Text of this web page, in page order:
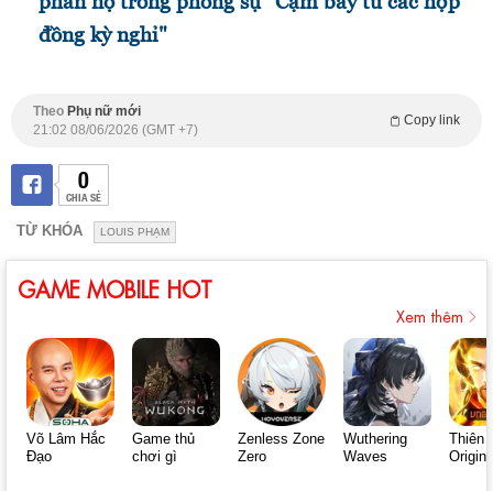
đồng kỳ nghỉ"
Theo Phụ nữ mới
Copy link
21:02 08/06/2026 (GMT +7)
0
CHIA SẺ
TỪ KHÓA LOUIS PHẠM
GAME MOBILE HOT
Xem thêm
Võ Lâm Hắc
Đạo
Game thủ
chơi gì
Zenless Zone
Zero
Wuthering
Waves
Thiên
Origin